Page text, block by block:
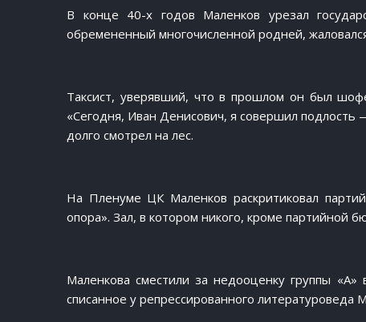
В конце 40-х годов Маленков урезал
обремененный многочисленной родней,
Таксист, уверявший, что в прошлом он был
«Сегодня, Иван Денисович, я совершил
долго смотрел на лес.
На Пленуме ЦК Маленков раскритиковал
опора». Зал, в котором никого, кроме партийной
Маленкова сместили за недооценку группы
списанное у репрессированного литературоведа